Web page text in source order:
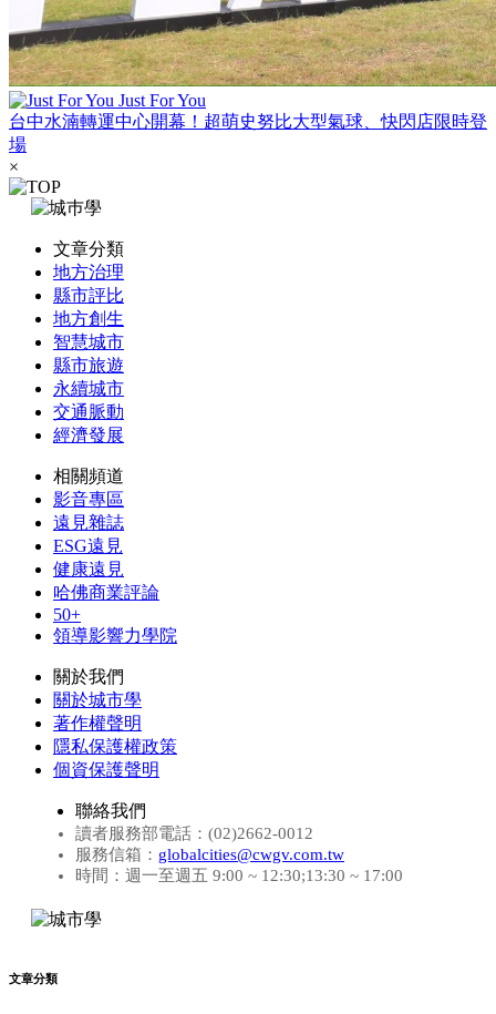
Just For You
台中水湳轉運中心開幕！超萌史努比大型氣球、快閃店限時登
場
×
文章分類
地方治理
縣市評比
地方創生
智慧城市
縣市旅遊
永續城市
交通脈動
經濟發展
相關頻道
影音專區
遠見雜誌
ESG遠見
健康遠見
哈佛商業評論
50+
領導影響力學院
關於我們
關於城市學
著作權聲明
隱私保護權政策
個資保護聲明
聯絡我們
讀者服務部電話：(02)2662-0012
服務信箱： globalcities@cwgv.com.tw
時間：週一至週五 9:00 ~ 12:30;13:30 ~ 17:00
文章分類